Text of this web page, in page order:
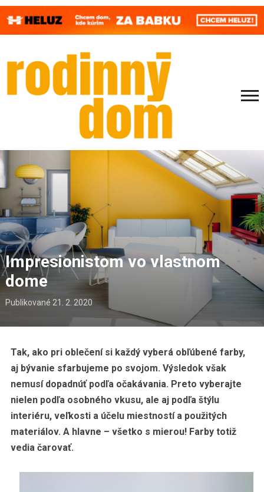
Impresionistom vo vlastnom
dome
Publikované 21. 2. 2020
Tak, ako pri oblečení si každý vyberá obľúbené farby,
aj bývanie sfarbujeme po svojom. Výsledok však
nemusí dopadnúť podľa očakávania. Preto vyberajte
nielen podľa osobného vkusu, ale aj podľa štýlu
interiéru, veľkosti a účelu miestností a použitých
materiálov. A hlavne – všetko s mierou! Farby totiž
vedia čarovať.